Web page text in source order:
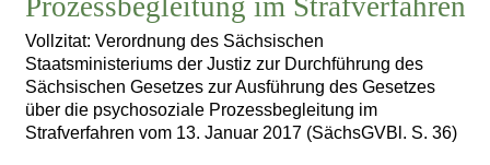
Prozessbegleitung im Strafverfahren
Vollzitat: Verordnung des Sächsischen
Staatsministeriums der Justiz zur Durchführung des
Sächsischen Gesetzes zur Ausführung des Gesetzes
über die psychosoziale Prozessbegleitung im
Strafverfahren vom 13. Januar 2017 (SächsGVBl. S. 36)